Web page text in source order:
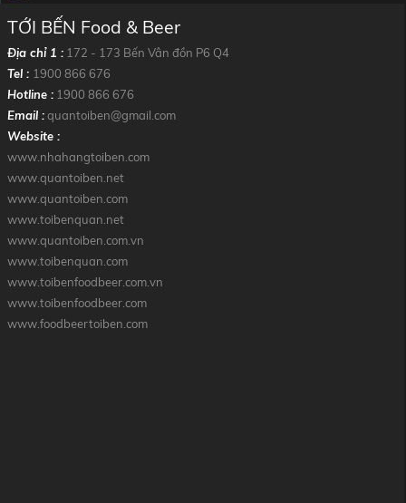
TỚI BẾN Food & Beer
Địa chỉ 1 : 172 - 173 Bến Vân đồn P6 Q4
Tel : 1900 866 676
Hotline : 1900 866 676
Email :quantoiben@gmail.com
Website :
www.nhahangtoiben.com
www.quantoiben.net
www.quantoiben.com
www.toibenquan.net
www.quantoiben.com.vn
www.toibenquan.com
www.toibenfoodbeer.com.vn
www.toibenfoodbeer.com
www.foodbeertoiben.com